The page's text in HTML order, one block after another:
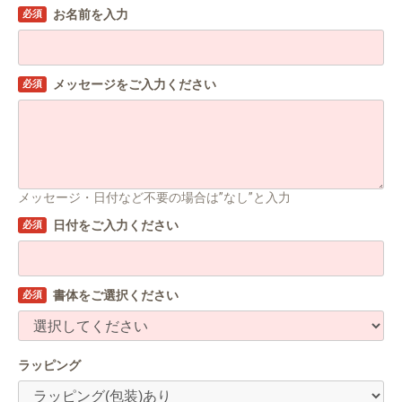
必須 お名前を入力
必須 メッセージをご入力ください
メッセージ・日付など不要の場合は”なし”と入力
必須 日付をご入力ください
必須 書体をご選択ください
ラッピング